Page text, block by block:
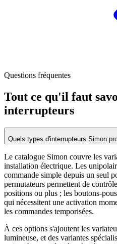
Questions fréquentes
Tout ce qu'il faut
interrupteurs
Quels types d'interrupteurs Simon
Le catalogue Simon couvre les
installation électrique. Les
commande simple depuis un seul
permutateurs permettent de
positions ou plus ; les boutons-
qui nécessitent une activation
les commandes temporisées.
À ces options s'ajoutent les
lumineuse, et des variantes